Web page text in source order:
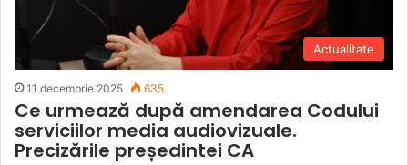
Actualitate
11 decembrie 2025 635
Ce urmează după amendarea Codului
serviciilor media audiovizuale.
Precizările președintei CA